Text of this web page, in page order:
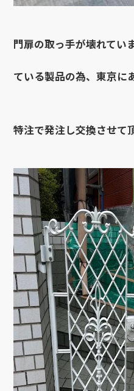
門扉の取っ手が壊れてい
ている製品の為、東京に
特注で発注し交換させて